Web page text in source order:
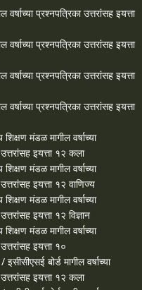
वर्षाच्या प्रश्‍नपत्रिका उत्तरांसह इयत्ता
वर्षाच्या प्रश्‍नपत्रिका उत्तरांसह इयत्ता
वर्षाच्या प्रश्‍नपत्रिका उत्तरांसह इयत्ता
वर्षाच्या प्रश्‍नपत्रिका उत्तरांसह इयत्ता
शिक्षण मंडळ मागील वर्षाच्या
इयत्ता १२ कला
शिक्षण मंडळ मागील वर्षाच्या
इयत्ता १२ वाणिज्य
शिक्षण मंडळ मागील वर्षाच्या
इयत्ता १२ विज्ञान
शिक्षण मंडळ मागील वर्षाच्या
इयत्ता १०
बोर्ड मागील वर्षाच्या
इयत्ता १२ कला